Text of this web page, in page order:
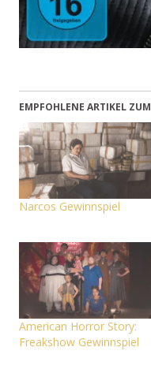
EMPFOHLENE ARTIKEL
Narcos Gewinnspiel
American Horror Story:
Freakshow Gewinnspiel